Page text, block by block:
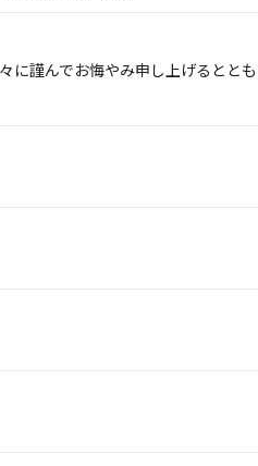
に謹んでお悔やみ申し上げるとと